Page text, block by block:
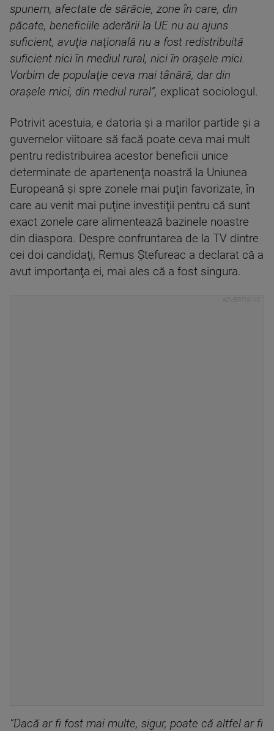
spunem, afectate de sărăcie, zone în care, din
păcate, beneficiile aderării la UE nu au ajuns
suficient, avuţia naţională nu a fost redistribuită
suficient nici în mediul rural, nici în oraşele mici.
Vorbim de populaţie ceva mai tânără, dar din
oraşele mici, din mediul rural”, explicat sociologul.
Potrivit acestuia, e datoria şi a marilor partide şi a
guvernelor viitoare să facă poate ceva mai mult
pentru redistribuirea acestor beneficii unice
determinate de apartenenţa noastră la Uniunea
Europeană şi spre zonele mai puţin favorizate, în
care au venit mai puţine investiţii pentru că sunt
exact zonele care alimentează bazinele noastre
din diaspora. Despre confruntarea de la TV dintre
cei doi candidaţi, Remus Ştefureac a declarat că a
avut importanţa ei, mai ales că a fost singura.
”Dacă ar fi fost mai multe, sigur, poate că altfel ar fi